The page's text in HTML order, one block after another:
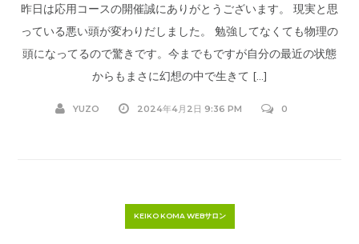
昨日は応用コースの開催誠にありがとうございます。 現実と思
っている悪い頭が変わりだしました。 勉強してなくても物理の
頭になってるので驚きです。今までもですが自分の最近の状態
からもまさに幻想の中で生きて […]
YUZO 2024年4月2日 9:36 PM 0
KEIKO KOMA WEBサロン